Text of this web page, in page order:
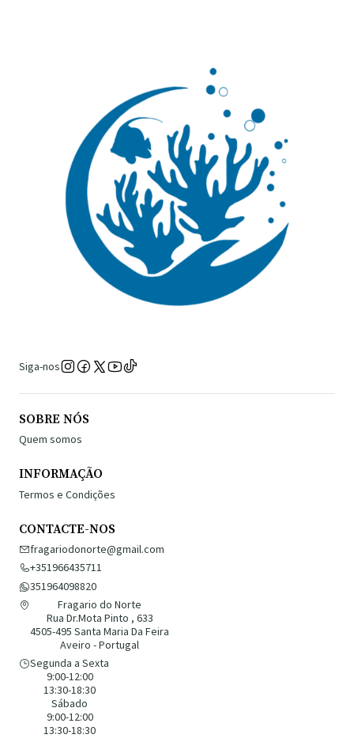
Siga-nos
SOBRE NÓS
Quem somos
INFORMAÇÃO
Termos e Condições
CONTACTE-NOS
fragariodonorte@gmail.com
+351966435711
351964098820
Fragario do Norte
Rua Dr.Mota Pinto , 633
4505-495 Santa Maria Da Feira
Aveiro - Portugal
Segunda a Sexta
9:00-12:00
13:30-18:30
Sábado
9:00-12:00
13:30-18:30